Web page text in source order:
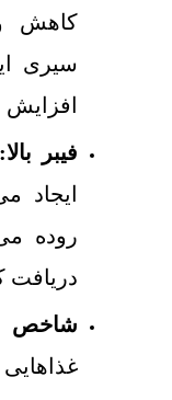
کاهش
سیری
فیبر بالا:
ایجاد
روده
دریافت
شاخص